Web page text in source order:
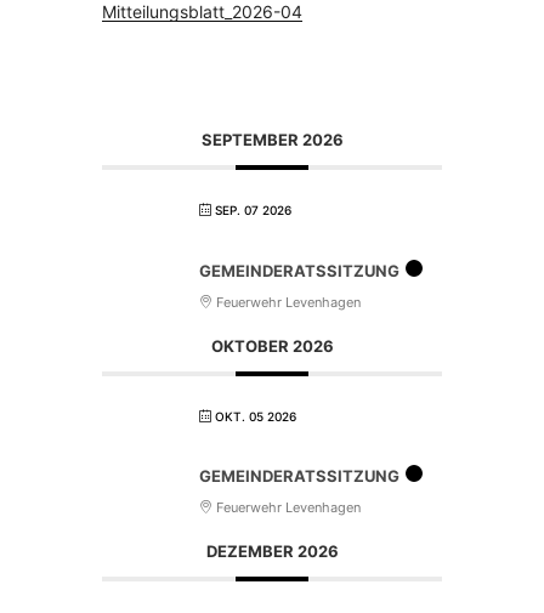
Mitteilungsblatt_2026-04
SEPTEMBER 2026
SEP. 07 2026
GEMEINDERATSSITZUNG
Feuerwehr Levenhagen
OKTOBER 2026
OKT. 05 2026
GEMEINDERATSSITZUNG
Feuerwehr Levenhagen
DEZEMBER 2026